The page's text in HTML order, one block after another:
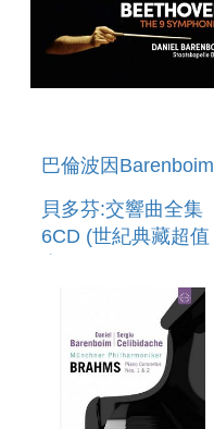
巴倫波因Barenboim
貝多芬:交響曲全集
6CD (世紀典藏超值
SYMPHONIES 6CD